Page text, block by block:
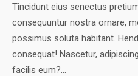
Tincidunt eius senectus
consequuntur nostra ornare,
possimus soluta habitant.
consequat! Nascetur,
facilis eum?…